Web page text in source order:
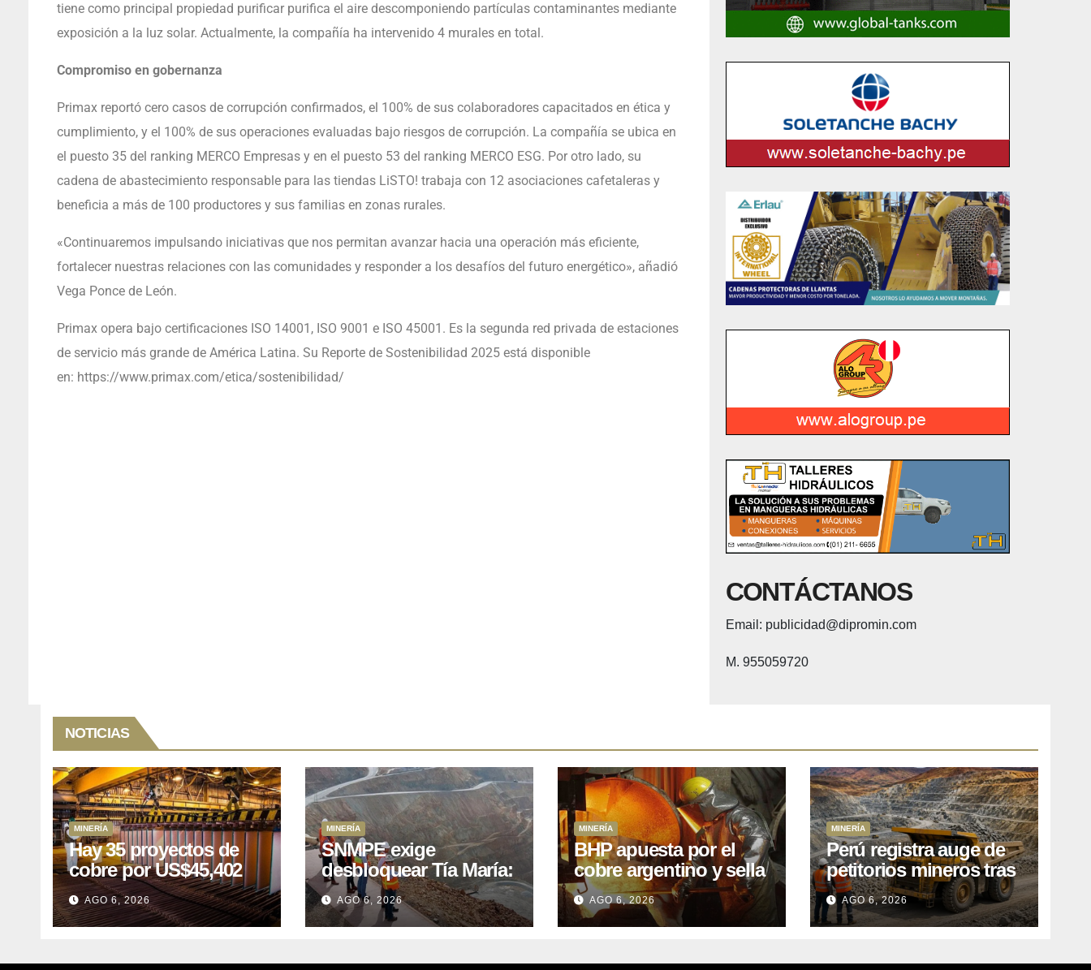
tiene como principal propiedad purificar purifica el aire descomponiendo partículas contaminantes mediante
exposición a la luz solar. Actualmente, la compañía ha intervenido 4 murales en total.
Compromiso en gobernanza
Primax reportó cero casos de corrupción confirmados, el 100% de sus colaboradores capacitados en ética y
cumplimiento, y el 100% de sus operaciones evaluadas bajo riesgos de corrupción. La compañía se ubica en
el puesto 35 del ranking MERCO Empresas y en el puesto 53 del ranking MERCO ESG. Por otro lado, su
cadena de abastecimiento responsable para las tiendas LiSTO! trabaja con 12 asociaciones cafetaleras y
beneficia a más de 100 productores y sus familias en zonas rurales.
«Continuaremos impulsando iniciativas que nos permitan avanzar hacia una operación más eficiente,
fortalecer nuestras relaciones con las comunidades y responder a los desafíos del futuro energético», añadió
Vega Ponce de León.
Primax opera bajo certificaciones ISO 14001, ISO 9001 e ISO 45001. Es la segunda red privada de estaciones
de servicio más grande de América Latina. Su Reporte de Sostenibilidad 2025 está disponible
en: https://www.primax.com/etica/sostenibilidad/
CONTÁCTANOS
Email: publicidad@dipromin.com
M. 955059720
NOTICIAS
MINERÍA
Hay 35 proyectos de
cobre por US$45,402
millones que Perú
puede aprovechar
AGO 6, 2026
MINERÍA
SNMPE exige
desbloquear Tía María:
el proyecto de
US$1.400M que Perú
lleva 15 años
AGO 6, 2026
MINERÍA
BHP apuesta por el
cobre argentino y sella
acuerdo con Kobrea
para siete proyecto
AGO 6, 2026
MINERÍA
Perú registra auge de
petitorios mineros tras
liberación de más de
mil concesiones para
explorar cobre y oro
AGO 6, 2026